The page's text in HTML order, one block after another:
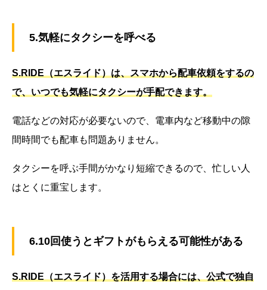
5.気軽にタクシーを呼べる
S.RIDE（エスライド）は、スマホから配車依頼をするの
で、いつでも気軽にタクシーが手配できます。
電話などの対応が必要ないので、電車内など移動中の隙
間時間でも配車も問題ありません。
タクシーを呼ぶ手間がかなり短縮できるので、忙しい人
はとくに重宝します。
6.10回使うとギフトがもらえる可能性がある
S.RIDE（エスライド）を活用する場合には、公式で独自